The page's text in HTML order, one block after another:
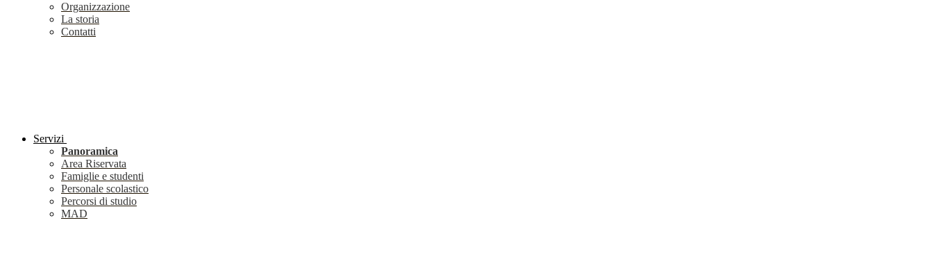
Organizzazione
La storia
Contatti
Servizi
Panoramica
Area Riservata
Famiglie e studenti
Personale scolastico
Percorsi di studio
MAD